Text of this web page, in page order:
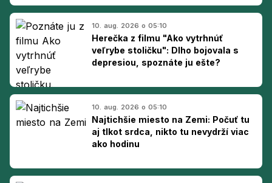
10. aug. 2026 o 05:10
Herečka z filmu "Ako vytrhnúť
veľrybe stoličku": Dlho bojovala s
depresiou, spoznáte ju ešte?
10. aug. 2026 o 05:10
Najtichšie miesto na Zemi: Počuť tu
aj tlkot srdca, nikto tu nevydrží viac
ako hodinu